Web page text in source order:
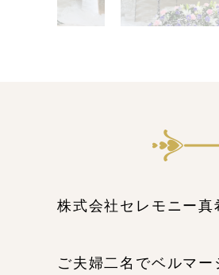
株式会社セレモニー真
ご夫婦二名でベルマ